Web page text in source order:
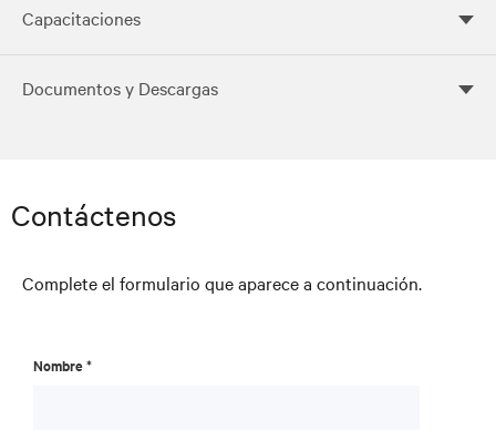
Capacitaciones
Documentos y Descargas
Contáctenos
Complete el formulario que aparece a continuación.
Nombre *